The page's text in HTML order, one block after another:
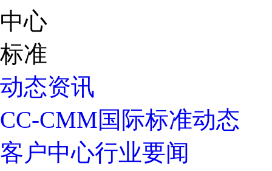
动态资讯
CC-CMM国际标准动态
客户中心行业要闻